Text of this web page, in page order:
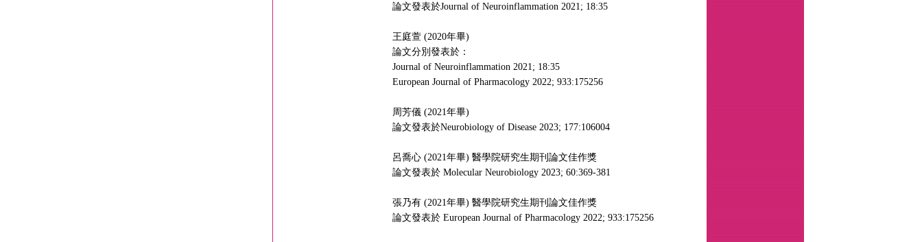
論文發表於Journal of Neuroinflammation 2021; 18:35
王庭萱 (2020年畢)
論文分別發表於：
Journal of Neuroinflammation 2021; 18:35
European Journal of Pharmacology 2022; 933:175256
周芳儀 (2021年畢)
論文發表於Neurobiology of Disease 2023; 177:106004
呂喬心 (2021年畢) 醫學院研究生期刊論文佳作獎
論文發表於 Molecular Neurobiology 2023; 60:369-381
張乃有 (2021年畢) 醫學院研究生期刊論文佳作獎
論文發表於 European Journal of Pharmacology 2022; 933:175256